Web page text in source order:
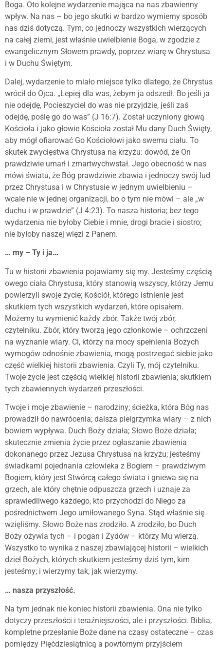
Boga. Oto kolejne wydarzenie mająca na nas zbawienny
wpływ. Na nas – bo jego skutki w bardzo wymierny sposób
nas dziś dotyczą. Tym, co jednoczy wszystkich wierzących
na całej ziemi, jest właśnie uwielbienie Boga, w zgodzie z
ewangelicznym Słowem prawdy, poprzez wiarę w Chrystusa
i w Duchu Świętym.
Dalej, wydarzenie to miało miejsce tylko dlatego, że Chrystus
wrócił do Ojca. „Lepiej dla was, żebym ja odszedł. Bo jeśli ja
nie odejdę, Pocieszyciel do was nie przyjdzie, jeśli zaś
odejdę, poślę go do was” (J 16:7). Został uczyniony głową
Kościoła i jako głowie Kościoła został Mu dany Duch Święty,
aby mógł ofiarować Go Kościołowi jako swemu ciału. To
skutek zwycięstwa Chrystusa na krzyżu: dowód, że On
prawdziwie umarł i zmartwychwstał. Jego obecność w nas
mówi światu, że Bóg prawdziwie zbawia i jednoczy swój lud
przez Chrystusa i w Chrystusie w jednym uwielbieniu –
wcale nie w jednej organizacji, bo o tym nie mówi – ale „w
duchu i w prawdzie” (J 4:23). To nasza historia; bez tego
wydarzenia nie byłoby Ciebie i mnie, drogi bracie i siostro;
nie byłoby naszej więzi z Panem.
… my – Ty i ja…
Tu w historii zbawienia pojawiamy się my. Jesteśmy częścią
owego ciała Chrystusa, który stanowią wszyscy, którzy Jemu
powierzyli swoje życie; Kościół, którego istnienie jest
skutkiem tych wszystkich wydarzeń, które opisałem.
Możemy tu wymienić każdy zbór. Także twój zbór,
czytelniku. Zbór, który tworzą jego członkowie – ochrzczeni
na wyznanie wiary. Ci, którzy na mocy spełnienia Bożych
wymogów odnośnie zbawienia, mogą postrzegać siebie jako
część wielkiej historii zbawienia. Czyli Ty, mój czytelniku.
Twoje życie jest częścią wielkiej historii zbawienia; skutkiem
tych zbawiennych wydarzeń przeszłości.
Twoje i moje zbawienie – narodziny; ścieżka, która Bóg nas
prowadził do nawrócenia; dalsza pielgrzymka wiary – z nich
bowiem wypływa. Duch Boży działa; Słowo Boże działa;
skutecznie zmienia życie przez ogłaszanie zbawienia
dokonanego przez Jezusa Chrystusa na krzyżu; jesteśmy
świadkami pojednania człowieka z Bogiem – prawdziwym
Bogiem, który jest Stwórcą całego świata i gniewa się na
grzech, ale który chętnie odpuszcza grzech i uznaje za
sprawiedliwego każdego, kto przychodzi do Niego za
pośrednictwem Jego umiłowanego Syna. Stąd właśnie się
wzięliśmy. Słowo Boże nas zrodziło. A zrodziło, bo Duch
Boży ożywia tych – i pogan i Żydów – którzy Mu wierzą.
Wszystko to wynika z naszej zbawiającej historii – wielkich
dzieł Bożych, których skutkiem jesteśmy dziś tym, kim
jesteśmy; i wierzymy tak, jak wierzymy.
… nasza przyszłość.
Na tym jednak nie koniec historii zbawienia. Ona nie tylko
dotyczy przeszłości i teraźniejszości, ale i przyszłości. Biblia,
kompletne przesłanie Boże dane na czasy ostateczne – czas
pomiędzy Pięćdziesiątnicą a powtórnym przyjściem